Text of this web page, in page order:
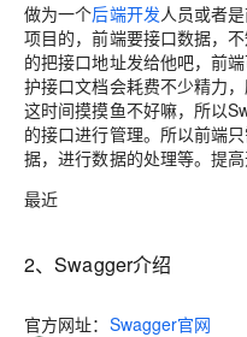
做为一个后端开发人员或者
项目的，前端要接口数据，
的把接口地址发给他吧，前
护接口文档会耗费不少精力
这时间摸摸鱼不好嘛，所以
的接口进行管理。所以前端
据，进行数据的处理等。提高
最近
2、Swagger介绍
官方网址： Swagger官网